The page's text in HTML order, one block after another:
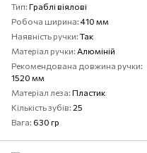
Тип Граблі віялові
Робоча ширина 410 мм
Наявність ручки Так
Матеріал ручки Алюміній
Рекомендована довжина ручки
1520 мм
Матеріал леза Пластик
Кількість зубів 25
Вага 630 гр